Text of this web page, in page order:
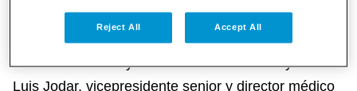
Universitario de Santiago de Compostela; Ángel Gil,
profesor de Medicina Preventiva y Salud Pública de
la Universidad Rey Juan Carlos de Madrid y el Dr.
Luis Jodar, vicepresidente senior y director médico
Reject All Accept All